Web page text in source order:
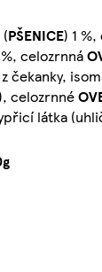
PŠENICE) 1
celozrnná
čekanky,
celozrnné
látka